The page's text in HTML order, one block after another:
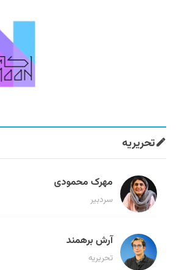
تحریریه
مهرک محمودی
سردبیر
آرش برهمند
تحریریه